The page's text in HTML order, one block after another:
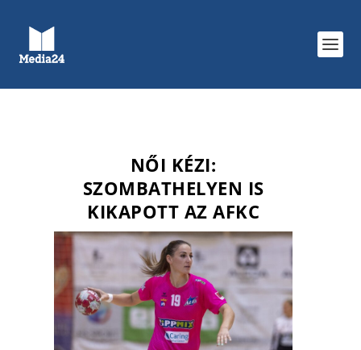
NŐI KÉZI:
SZOMBATHELYEN IS
KIKAPOTT AZ AFKC